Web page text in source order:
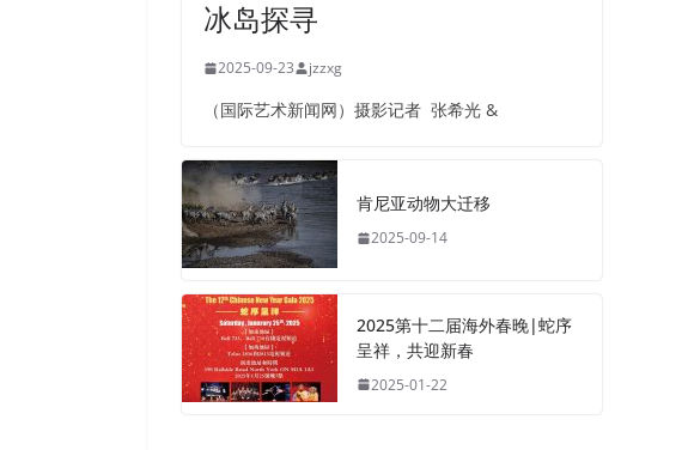
冰岛探寻
2025-09-23 jzzxg
（国际艺术新闻网）摄影记者 张希光 &
肯尼亚动物大迁移
2025-09-14
2025第十二届海外春晚|蛇序
呈祥，共迎新春
2025-01-22